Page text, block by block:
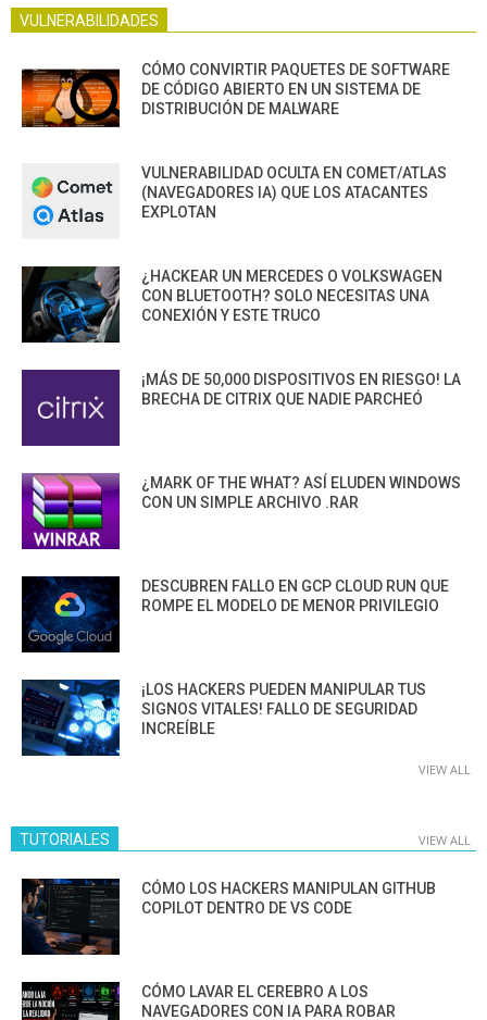
VULNERABILIDADES
CÓMO CONVIRTIR PAQUETES DE SOFTWARE
DE CÓDIGO ABIERTO EN UN SISTEMA DE
DISTRIBUCIÓN DE MALWARE
VULNERABILIDAD OCULTA EN COMET/ATLAS
(NAVEGADORES IA) QUE LOS ATACANTES
EXPLOTAN
¿HACKEAR UN MERCEDES O VOLKSWAGEN
CON BLUETOOTH? SOLO NECESITAS UNA
CONEXIÓN Y ESTE TRUCO
¡MÁS DE 50,000 DISPOSITIVOS EN RIESGO! LA
BRECHA DE CITRIX QUE NADIE PARCHEÓ
¿MARK OF THE WHAT? ASÍ ELUDEN WINDOWS
CON UN SIMPLE ARCHIVO .RAR
DESCUBREN FALLO EN GCP CLOUD RUN QUE
ROMPE EL MODELO DE MENOR PRIVILEGIO
¡LOS HACKERS PUEDEN MANIPULAR TUS
SIGNOS VITALES! FALLO DE SEGURIDAD
INCREÍBLE
VIEW ALL
TUTORIALES VIEW ALL
CÓMO LOS HACKERS MANIPULAN GITHUB
COPILOT DENTRO DE VS CODE
CÓMO LAVAR EL CEREBRO A LOS
NAVEGADORES CON IA PARA ROBAR